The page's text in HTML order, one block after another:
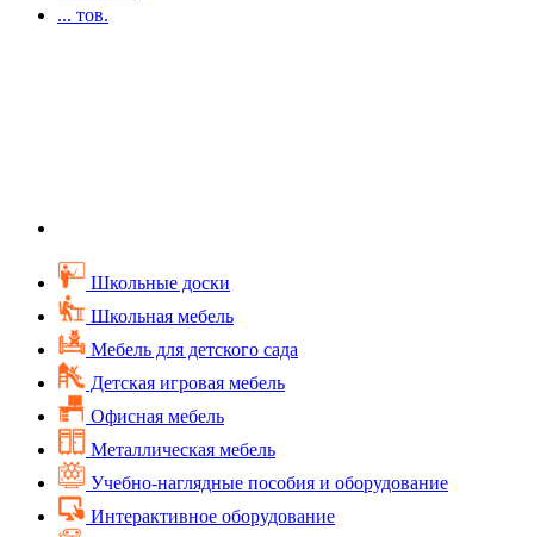
... тов.
Школьные доски
Школьная мебель
Мебель для детского сада
Детская игровая мебель
Офисная мебель
Металлическая мебель
Учебно-наглядные пособия и оборудование
Интерактивное оборудование